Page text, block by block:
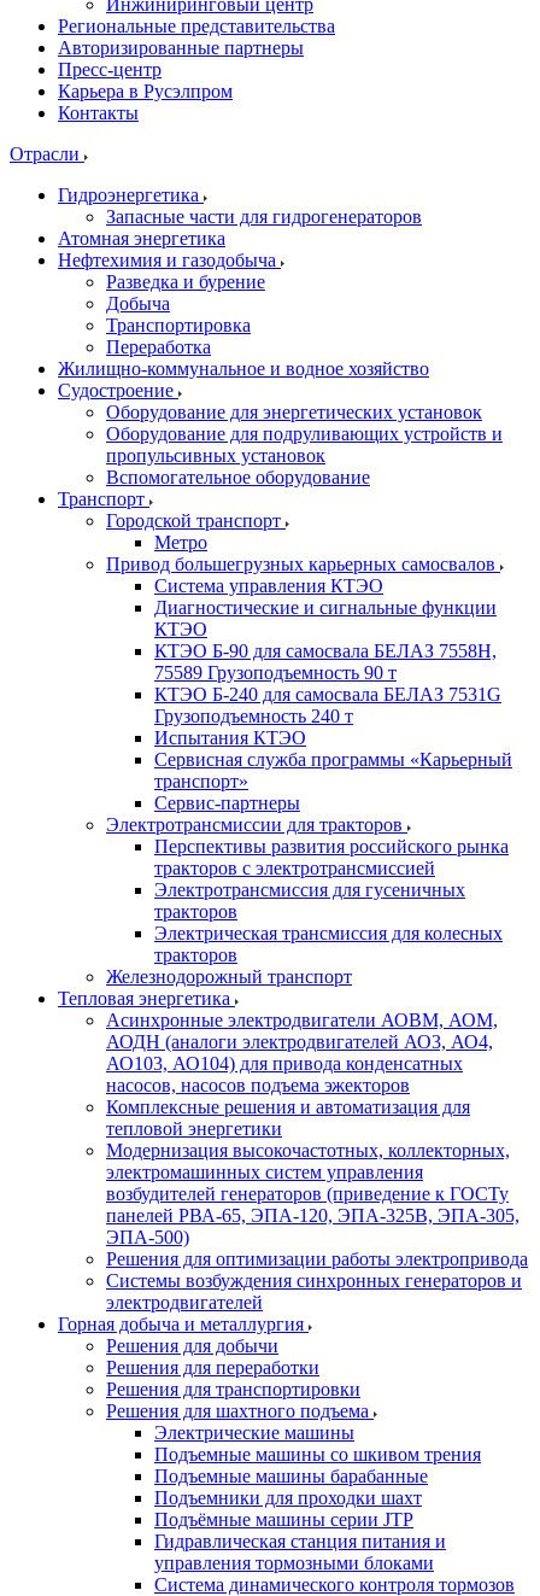
Инжиниринговый центр
Региональные представительства
Авторизированные партнеры
Пресс-центр
Карьера в Русэлпром
Контакты
Отрасли
Гидроэнергетика
Запасные части для гидрогенераторов
Атомная энергетика
Нефтехимия и газодобыча
Разведка и бурение
Добыча
Транспортировка
Переработка
Жилищно-коммунальное и водное хозяйство
Судостроение
Оборудование для энергетических установок
Оборудование для подруливающих устройств и
пропульсивных установок
Вспомогательное оборудование
Транспорт
Городской транспорт
Метро
Привод большегрузных карьерных самосвалов
Система управления КТЭО
Диагностические и сигнальные функции
КТЭО
КТЭО Б-90 для самосвала БЕЛАЗ 7558H,
75589 Грузоподъемность 90 т
КТЭО Б-240 для самосвала БЕЛАЗ 7531G
Грузоподъемность 240 т
Испытания КТЭО
Сервисная служба программы «Карьерный
транспорт»
Сервис-партнеры
Электротрансмиссии для тракторов
Перспективы развития российского рынка
тракторов с электротрансмиссией
Электротрансмиссия для гусеничных
тракторов
Электрическая трансмиссия для колесных
тракторов
Железнодорожный транспорт
Тепловая энергетика
Асинхронные электродвигатели АОВМ, АОМ,
АОДН (аналоги электродвигателей АО3, АО4,
АО103, АО104) для привода конденсатных
насосов, насосов подъема эжекторов
Комплексные решения и автоматизация для
тепловой энергетики
Модернизация высокочастотных, коллекторных,
электромашинных систем управления
возбудителей генераторов (приведение к ГОСТу
панелей РВА-65, ЭПА-120, ЭПА-325В, ЭПА-305,
ЭПА-500)
Решения для оптимизации работы электропривода
Системы возбуждения синхронных генераторов и
электродвигателей
Горная добыча и металлургия
Решения для добычи
Решения для переработки
Решения для транспортировки
Решения для шахтного подъема
Электрические машины
Подъемные машины со шкивом трения
Подъемные машины барабанные
Подъемники для проходки шахт
Подъёмные машины серии JTP
Гидравлическая станция питания и
управления тормозными блоками
Система динамического контроля тормозов